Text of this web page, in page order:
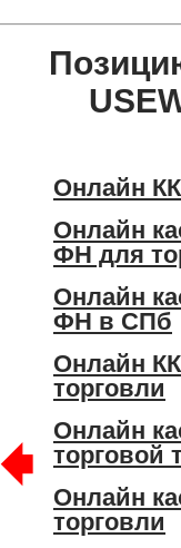
Онлайн
Онлайн
ФН для
Онлайн
ФН в СПб
Онлайн
торговли
Онлайн
торговой
Онлайн
торговли
🠸